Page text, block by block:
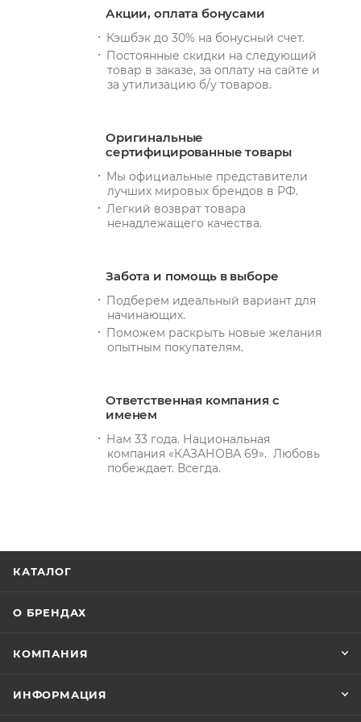
Акции, оплата бонусами
Кэшбэк до 30% на бонусный счет.
Постоянные скидки на следующий
товар в заказе, за оплату на сайте и
за утилизацию б/у товаров.
Оригинальные
сертифицированные товары
Мы официальные представители
лучших мировых брендов в РФ.
Легкий возврат товара
ненадлежащего качества.
Забота и помощь в выборе
Подберем идеальный вариант для
начинающих.
Поможем раскрыть новые желания
опытным покупателям.
Ответственная компания с
именем
Нам 33 года. Национальная
компания «КАЗАНОВА 69». Любовь
побеждает. Всегда.
КАТАЛОГ
О БРЕНДАХ
КОМПАНИЯ
ИНФОРМАЦИЯ